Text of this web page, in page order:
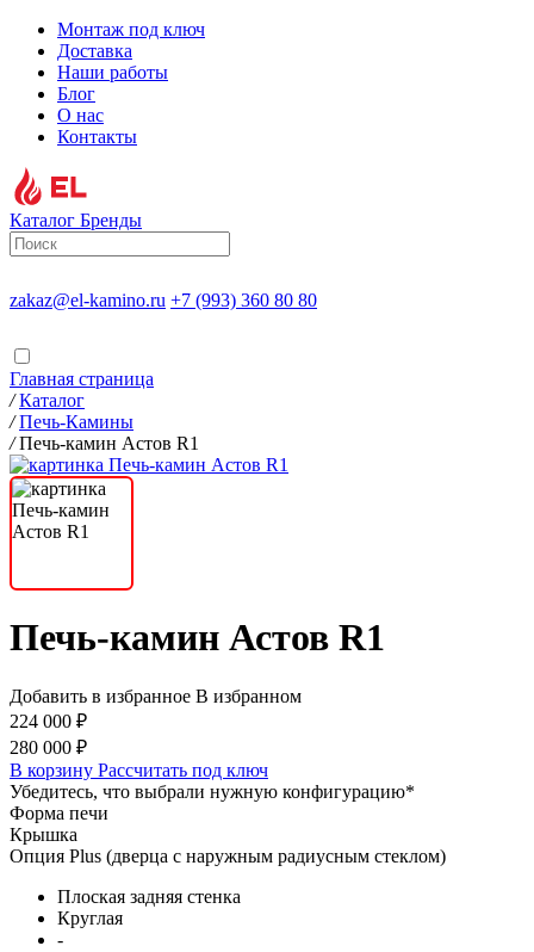
Монтаж под ключ
Доставка
Наши работы
Блог
О нас
Контакты
Каталог Бренды
zakaz@el-kamino.ru +7 (993) 360 80 80
Главная страница
/ Каталог
/ Печь-Камины
/ Печь-камин Астов R1
Печь-камин Астов R1
Добавить в избранное В избранном
224 000 ₽
280 000 ₽
В корзину Рассчитать под ключ
Убедитесь, что выбрали нужную конфигурацию*
Форма печи
Крышка
Опция Plus (дверца с наружным радиусным стеклом)
Плоская задняя стенка
Круглая
-